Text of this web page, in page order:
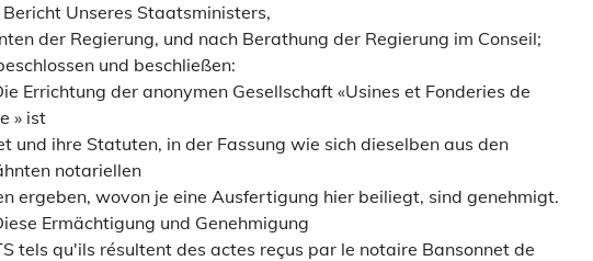
Unseres Staatsministers,
der Regierung, und nach Berathung der Regierung im Conseil;
und beschließen:
Errichtung der anonymen Gesellschaft «Usines et Fonderies de
» ist
und ihre Statuten, in der Fassung wie sich dieselben aus den
notariellen
ergeben, wovon je eine Ausfertigung hier beiliegt, sind genehmigt.
Ermächtigung und Genehmigung
tels qu'ils résultent des actes reçus par le notaire Bansonnet de